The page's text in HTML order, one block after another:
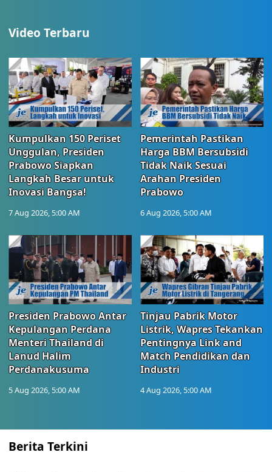
Video Terbaru
Kumpulkan 150 Periset
Unggulan, Presiden
Prabowo Siapkan
Langkah Besar untuk
Inovasi Bangsa!
7 Aug 2026, 5:00 AM
Pemerintah Pastikan
Harga BBM Bersubsidi
Tidak Naik Sesuai
Arahan Presiden
Prabowo
6 Aug 2026, 5:00 AM
Presiden Prabowo Antar
Kepulangan Perdana
Menteri Thailand di
Lanud Halim
Perdanakusuma
5 Aug 2026, 5:00 AM
Tinjau Pabrik Motor
Listrik, Wapres Tekankan
Pentingnya Link and
Match Pendidikan dan
Industri
4 Aug 2026, 5:00 AM
Berita Terkini